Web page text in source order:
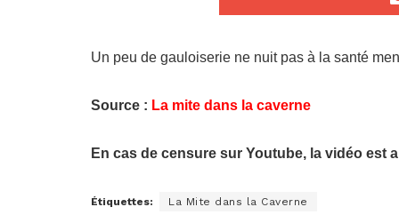
Un peu de gauloiserie ne nuit pas à la santé
Source : La mite dans la caverne
En cas de censure sur Youtube, la vidéo est
Étiquettes: La Mite dans la Caverne